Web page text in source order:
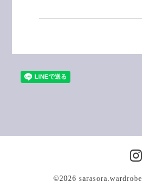
©2026 sarasora.wardrobe